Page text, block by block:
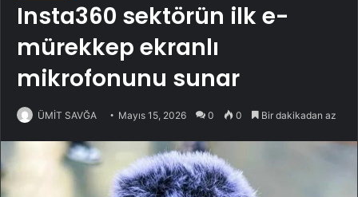
Insta360 sektörün ilk e-
mürekkep ekranlı
mikrofonunu sunar
ÜMİT SAVĞA Mayıs 15, 2026 0 0 Bir dakikadan az